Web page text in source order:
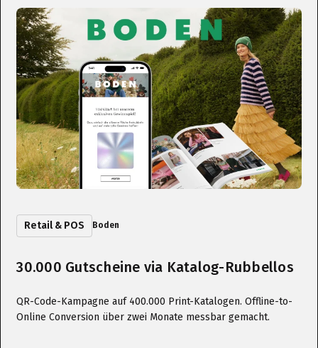
Retail & POS Boden
30.000 Gutscheine via Katalog-Rubbellos
QR-Code-Kampagne auf 400.000 Print-Katalogen. Offline-to-
Online Conversion über zwei Monate messbar gemacht.